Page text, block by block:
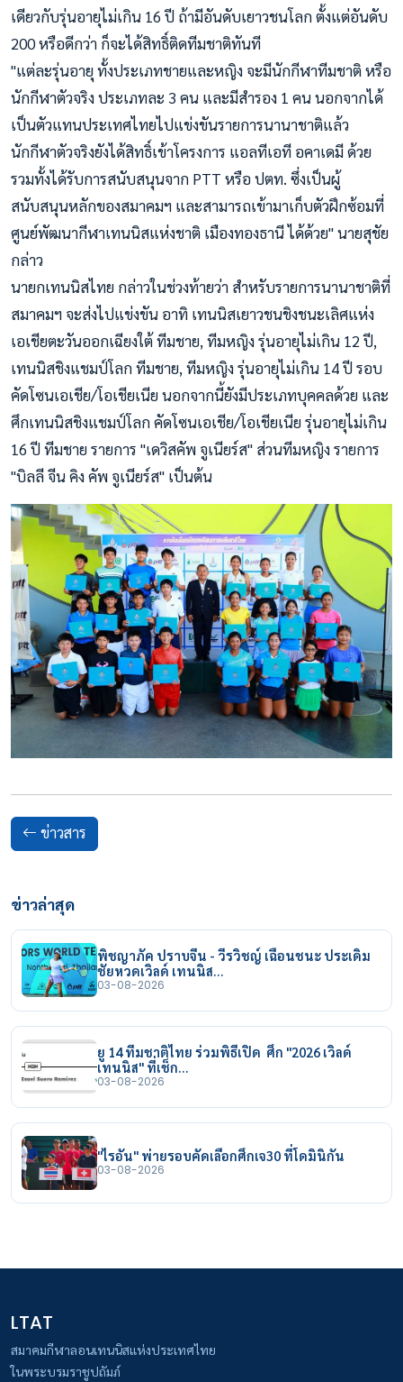
เดียวกับรุ่นอายุไม่เกิน 16 ปี ถ้ามีอันดับเยาวชนโลก ตั้งแต่อันดับ
200 หรือดีกว่า ก็จะได้สิทธิ์ติดทีมชาติทันที
"แต่ละรุ่นอายุ ทั้งประเภทชายและหญิง จะมีนักกีฬาทีมชาติ หรือ
นักกีฬาตัวจริง ประเภทละ 3 คน และมีสำรอง 1 คน นอกจากได้
เป็นตัวแทนประเทศไทยไปแข่งขันรายการนานาชาติแล้ว
นักกีฬาตัวจริงยังได้สิทธิ์เข้าโครงการ แอลทีเอที อคาเดมี ด้วย
รวมทั้งได้รับการสนับสนุนจาก PTT หรือ ปตท. ซึ่งเป็นผู้
สนับสนุนหลักของสมาคมฯ และสามารถเข้ามาเก็บตัวฝึกซ้อมที่
ศูนย์พัฒนากีฬาเทนนิสแห่งชาติ เมืองทองธานี ได้ด้วย" นายสุชัย
กล่าว
นายกเทนนิสไทย กล่าวในช่วงท้ายว่า สำหรับรายการนานาชาติที่
สมาคมฯ จะส่งไปแข่งขัน อาทิ เทนนิสเยาวชนชิงชนะเลิศแห่ง
เอเชียตะวันออกเฉียงใต้ ทีมชาย, ทีมหญิง รุ่นอายุไม่เกิน 12 ปี,
เทนนิสชิงแชมป์โลก ทีมชาย, ทีมหญิง รุ่นอายุไม่เกิน 14 ปี รอบ
คัดโซนเอเชีย/โอเชียเนีย นอกจากนี้ยังมีประเภทบุคคลด้วย และ
ศึกเทนนิสชิงแชมป์โลก คัดโซนเอเชีย/โอเชียเนีย รุ่นอายุไม่เกิน
16 ปี ทีมชาย รายการ "เดวิสคัพ จูเนียร์ส" ส่วนทีมหญิง รายการ
"บิลลี จีน คิง คัพ จูเนียร์ส" เป็นต้น
ข่าวสาร
ข่าวล่าสุด
พิชญาภัค ปราบจีน - วีรวิชญ์ เฉือนชนะ ประเดิม
ชัยหวดเวิลด์ เทนนิส…
03-08-2026
ยู 14 ทีมชาติไทย ร่วมพิธีเปิด ศึก "2026 เวิลด์
เทนนิส" ที่เช็ก…
03-08-2026
"ไรอัน" พ่ายรอบคัดเลือกศึกเจ30 ที่โดมินิกัน
03-08-2026
LTAT
สมาคมกีฬาลอนเทนนิสแห่งประเทศไทย
ในพระบรมราชูปถัมภ์